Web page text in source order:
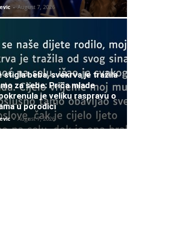
- August 7, 2026
stigla beba, svekrva je tražila
za sebe: Priča mlade
je veliku raspravu o
u porodici
- August 7, 2026